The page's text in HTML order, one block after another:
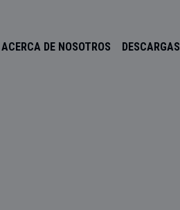
ACERCA DE NOSOTROS DESCARGAS